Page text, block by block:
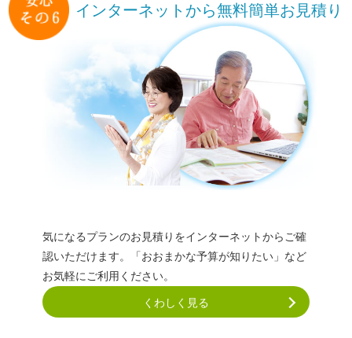
インターネットから無料簡単お見積り
気になるプランのお見積りをインターネットからご確
認いただけます。「おおまかな予算が知りたい」など
お気軽にご利用ください。
くわしく見る